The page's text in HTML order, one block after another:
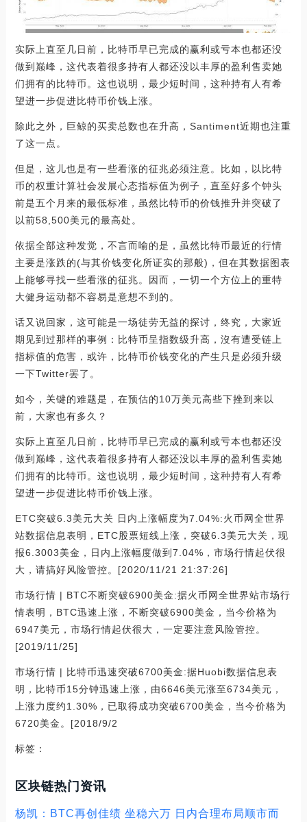
实际上直至几日前，比特币早已完成的赢利或亏本也都还没
做到巅峰，这代表着很多持有人都还没以丰厚的盈利售卖她
们拥有的比特币。这也说明，最少短时间，这种持有人有希
望进一步促进比特币价钱上涨。
除此之外，巨鲸的买卖总数也在升高，Santiment近期也注重
了这一点。
但是，这儿也是有一些看涨的征兆必须注意。比如，以比特
币的权重计算社会发展心态指标值为例子，直至好多个钟头
前是五个月来的最低标准，虽然比特币的价钱推升并突破了
以前58,500美元的最高处。
依据全部这种发觉，不言而喻的是，虽然比特币最近的行情
主要是涨跌的(与其价钱变化所证实的那般)，但在其数据图表
上能够寻找一些看涨的征兆。因而，一切一个方位上的重特
大健身运动都不容易是意想不到的。
话又说回家，这可能是一场徒劳无益的探讨，终究，大家近
期见到过那样的事例：比特币呈指数级升高，沒有遭受链上
指标值的危害，或许，比特币价钱变化的产生只是必须升级
一下Twitter罢了。
如今，关键的难题是，在预估的10万美元高些下挫到来以
前，大家也有多久？
实际上直至几日前，比特币早已完成的赢利或亏本也都还没
做到巅峰，这代表着很多持有人都还没以丰厚的盈利售卖她
们拥有的比特币。这也说明，最少短时间，这种持有人有希
望进一步促进比特币价钱上涨。
ETC突破6.3美元大关 日内上涨幅度为7.04%:火币网全世界
站数据信息表明，ETC股票短线上涨，突破6.3美元大关，现
报6.3003美金，日内上涨幅度做到7.04%，市场行情起伏很
大，请搞好风险管控。[2020/11/21 21:37:26]
市场行情 | BTC不断突破6900美金:据火币网全世界站市场行
情表明，BTC迅速上涨，不断突破6900美金，当今价格为
6947美元，市场行情起伏很大，一定要注意风险管控。
[2019/11/25]
市场行情 | 比特币迅速突破6700美金:据Huobi数据信息表
明，比特币15分钟迅速上涨，由6646美元涨至6734美元，
上涨力度约1.30%，已取得成功突破6700美金，当今价格为
6720美金。[2018/9/2
标签：
区块链热门资讯
杨凯：BTC再创佳绩 坐稳六万 日内合理布局顺市而